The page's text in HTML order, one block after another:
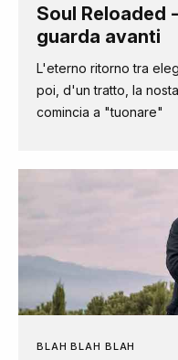
Soul Reloaded
guarda avanti
L'eterno ritorno tra
poi, d'un tratto, la
comincia a "tuonare"
BLAH BLAH BLAH